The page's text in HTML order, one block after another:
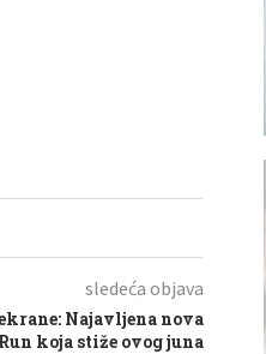
sledeća objava
Najavljena nova
koja stiže ovog juna